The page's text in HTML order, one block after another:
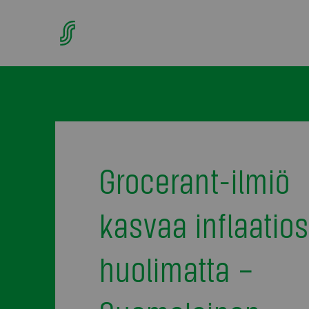
Grocerant-ilmiö
kasvaa
huolimatta –